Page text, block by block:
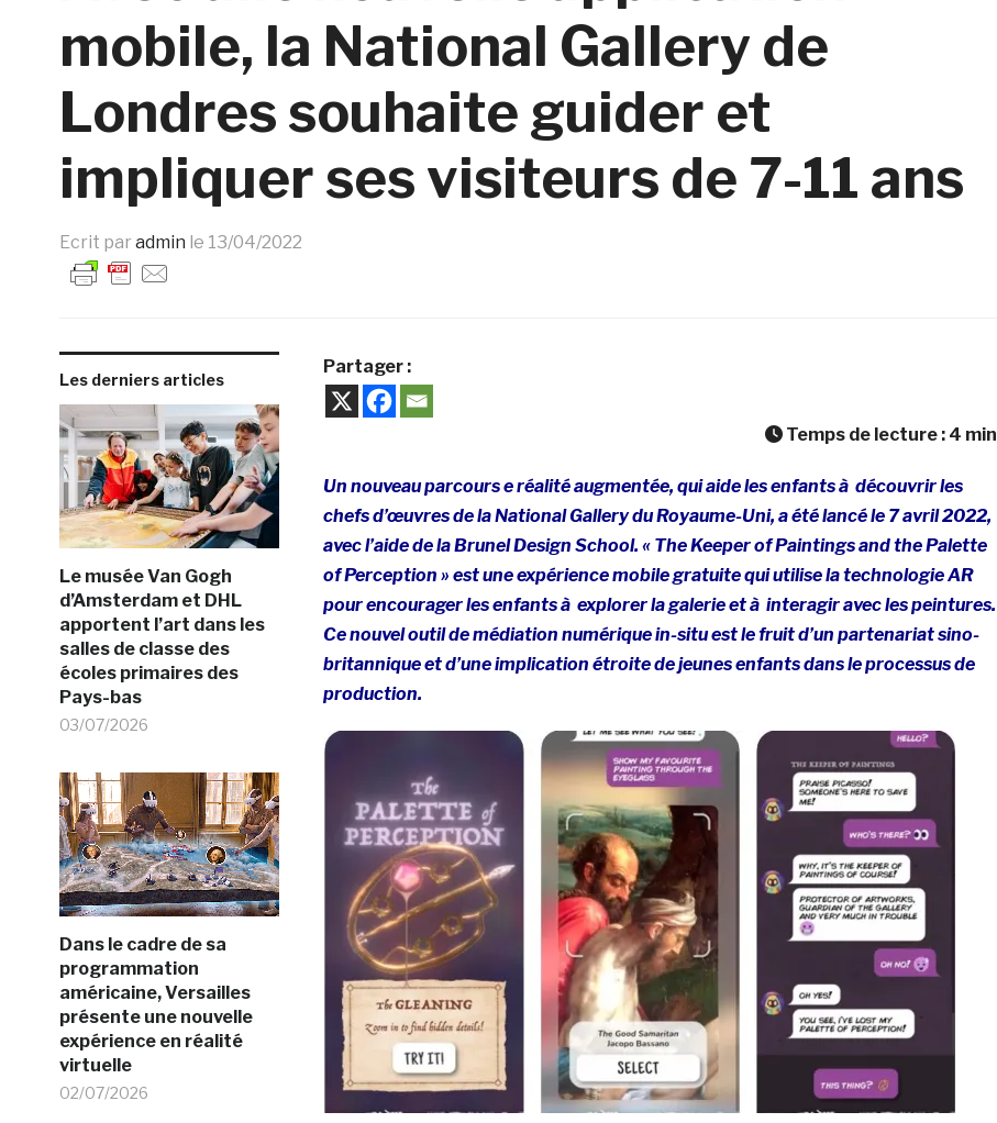
mobile, la National Gallery de
Londres souhaite guider et
impliquer ses visiteurs de 7-11 ans
Ecrit par admin le 13/04/2022
Les derniers articles
Le musée Van Gogh
d’Amsterdam et DHL
apportent l’art dans les
salles de classe des
écoles primaires des
Pays-bas
03/07/2026
Dans le cadre de sa
programmation
américaine, Versailles
présente une nouvelle
expérience en réalité
virtuelle
02/07/2026
Partager :
Temps de lecture : 4 min
Un nouveau parcours e réalité augmentée, qui aide les enfants à découvrir les
chefs d’œuvres de la National Gallery du Royaume-Uni, a été lancé le 7 avril 2022,
avec l’aide de la Brunel Design School. « The Keeper of Paintings and the Palette
of Perception » est une expérience mobile gratuite qui utilise la technologie AR
pour encourager les enfants à explorer la galerie et à interagir avec les peintures.
Ce nouvel outil de médiation numérique in-situ est le fruit d’un partenariat sino-
britannique et d’une implication étroite de jeunes enfants dans le processus de
production.